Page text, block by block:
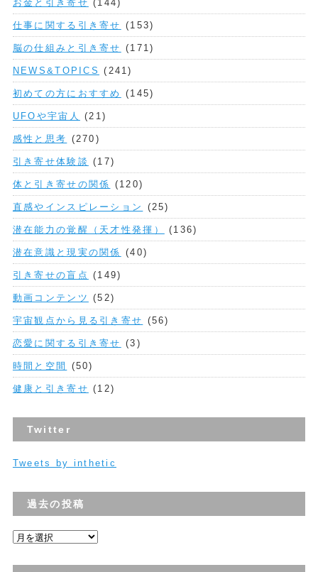
お金と引き寄せ (144)
仕事に関する引き寄せ (153)
脳の仕組みと引き寄せ (171)
NEWS&TOPICS (241)
初めての方におすすめ (145)
UFOや宇宙人 (21)
感性と思考 (270)
引き寄せ体験談 (17)
体と引き寄せの関係 (120)
直感やインスピレーション (25)
潜在能力の覚醒（天才性発揮） (136)
潜在意識と現実の関係 (40)
引き寄せの盲点 (149)
動画コンテンツ (52)
宇宙観点から見る引き寄せ (56)
恋愛に関する引き寄せ (3)
時間と空間 (50)
健康と引き寄せ (12)
Twitter
Tweets by inthetic
過去の投稿
過
の